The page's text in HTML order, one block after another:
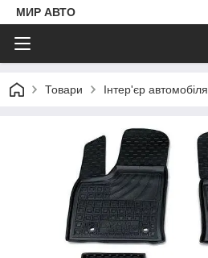
МИР АВТО
Товари Інтер'єр автомобіля